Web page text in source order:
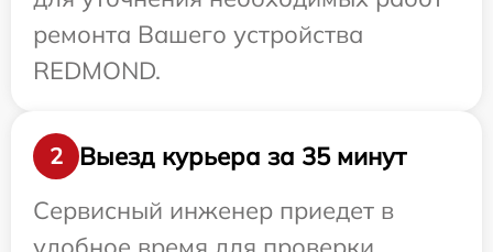
ремонта Вашего устройства
REDMOND.
2
Выезд курьера за 35 минут
Сервисный инженер приедет в